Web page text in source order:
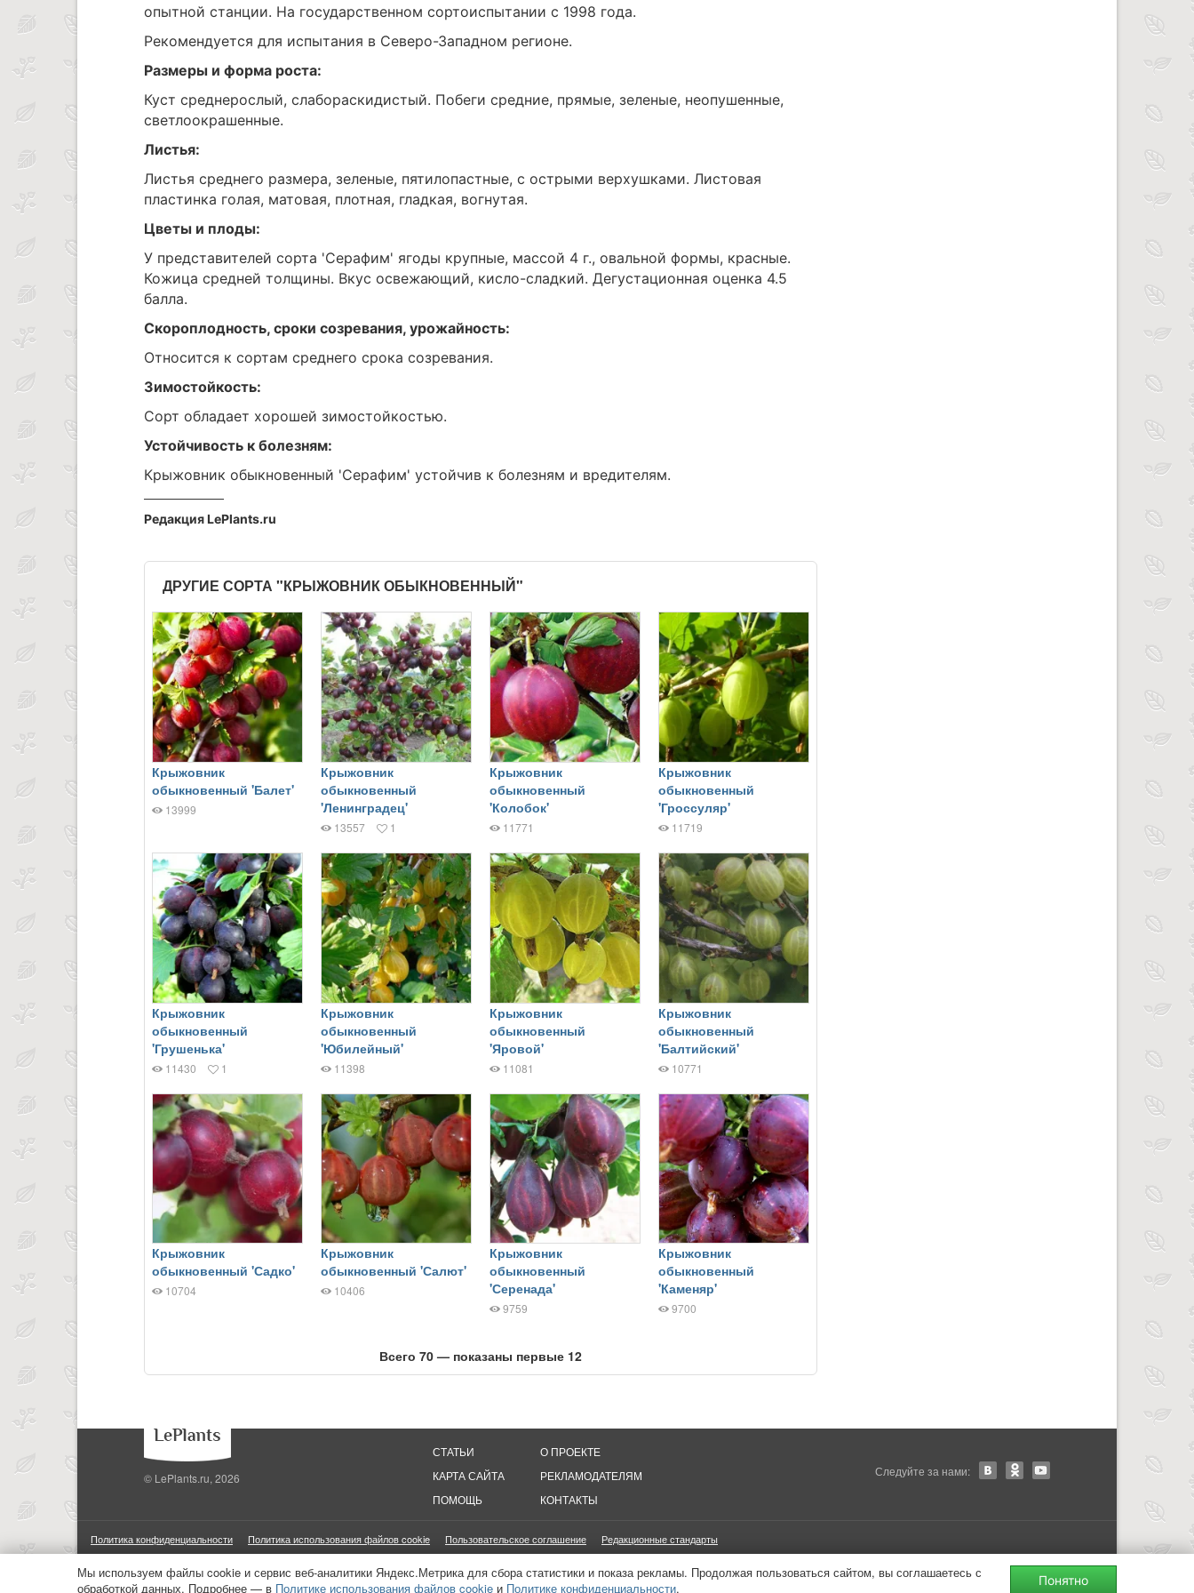
опытной станции. На государственном сортоиспытании с 1998 года.
Рекомендуется для испытания в Северо-Западном регионе.
Размеры и форма роста:
Куст среднерослый, слабораскидистый. Побеги средние, прямые, зеленые, неопушенные,
светлоокрашенные.
Листья:
Листья среднего размера, зеленые, пятилопастные, с острыми верхушками. Листовая
пластинка голая, матовая, плотная, гладкая, вогнутая.
Цветы и плоды:
У представителей сорта 'Серафим' ягоды крупные, массой 4 г., овальной формы, красные.
Кожица средней толщины. Вкус освежающий, кисло-сладкий. Дегустационная оценка 4.5
балла.
Скороплодность, сроки созревания, урожайность:
Относится к сортам среднего срока созревания.
Зимостойкость:
Сорт обладает хорошей зимостойкостью.
Устойчивость к болезням:
Крыжовник обыкновенный 'Серафим' устойчив к болезням и вредителям.
Редакция LePlants.ru
ДРУГИЕ СОРТА "КРЫЖОВНИК ОБЫКНОВЕННЫЙ"
Крыжовник
обыкновенный 'Балет'
13999
Крыжовник
обыкновенный
'Ленинградец'
13557 1
Крыжовник
обыкновенный
'Колобок'
11771
Крыжовник
обыкновенный
'Гроссуляр'
11719
Крыжовник
обыкновенный
'Грушенька'
11430 1
Крыжовник
обыкновенный
'Юбилейный'
11398
Крыжовник
обыкновенный
'Яровой'
11081
Крыжовник
обыкновенный
'Балтийский'
10771
Крыжовник
обыкновенный 'Садко'
10704
Крыжовник
обыкновенный 'Салют'
10406
Крыжовник
обыкновенный
'Серенада'
9759
Крыжовник
обыкновенный
'Каменяр'
9700
Всего 70 — показаны первые 12
© LePlants.ru, 2026
СТАТЬИ
КАРТА САЙТА
ПОМОЩЬ
О ПРОЕКТЕ
РЕКЛАМОДАТЕЛЯМ
КОНТАКТЫ
Следуйте за нами:
Политика конфиденциальности Политика использования файлов cookie Пользовательское соглашение
Редакционные стандарты
Мы используем файлы cookie и сервис веб-аналитики Яндекс.Метрика для сбора статистики и показа рекламы. Продолжая пользоваться сайтом, вы соглашаетесь с
обработкой данных. Подробнее — в Политике использования файлов cookie и Политике конфиденциальности. Понятно